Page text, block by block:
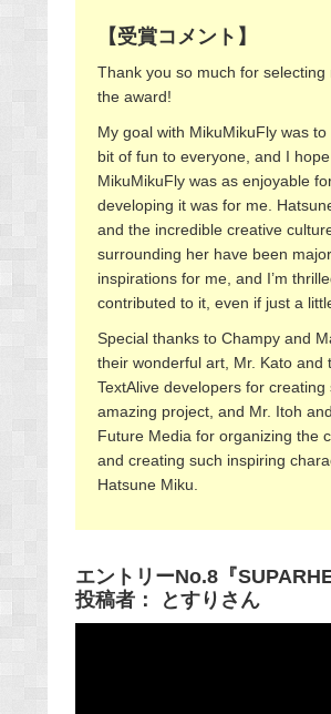
【受賞コメント】
Thank you so much for selecting
the award!
My goal with MikuMikuFly was to
bit of fun to everyone, and I
MikuMikuFly was as enjoyable
developing it was for me.
and the incredible creative
surrounding her have been major
inspirations for me, and I’m
contributed to it, even if just a
Special thanks to Champy and
their wonderful art, Mr. Kato and
TextAlive developers for creating
amazing project, and Mr. Itoh
Future Media for organizing the
and creating such inspiring
Hatsune Miku.
エントリーNo.8『
投稿者： とすりさん